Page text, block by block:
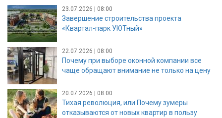
23.07.2026 | 08:00
Завершение строительства проекта
«Квартал-парк УЮТный»
22.07.2026 | 08:00
Почему при выборе оконной компании все
чаще обращают внимание не только на цену
20.07.2026 | 08:00
Тихая революция, или Почему зумеры
отказываются от новых квартир в пользу